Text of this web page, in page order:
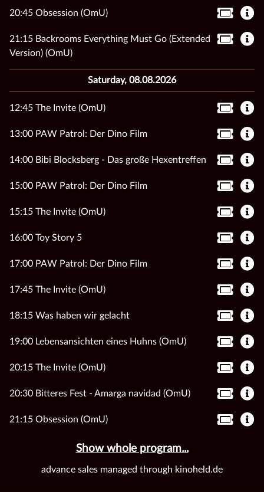
20:45 Obsession (OmU)
21:15 Backrooms Everything Must Go (Extended
Version) (OmU)
Saturday, 08.08.2026
12:45 The Invite (OmU)
13:00 PAW Patrol: Der Dino Film
14:00 Bibi Blocksberg - Das große Hexentreffen
15:00 PAW Patrol: Der Dino Film
15:15 The Invite (OmU)
16:00 Toy Story 5
17:00 PAW Patrol: Der Dino Film
17:45 The Invite (OmU)
18:15 Was haben wir gelacht
19:00 Lebensansichten eines Huhns (OmU)
20:15 The Invite (OmU)
20:30 Bitteres Fest - Amarga navidad (OmU)
21:15 Obsession (OmU)
Show whole program...
advance sales managed through kinoheld.de